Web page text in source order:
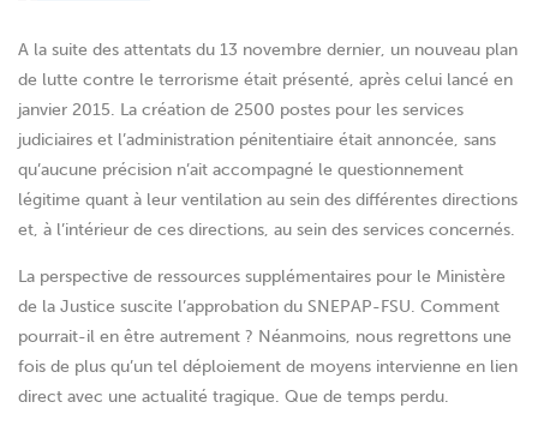
A la suite des attentats du 13 novembre dernier, un nouveau plan
de lutte contre le terrorisme était présenté, après celui lancé en
janvier 2015. La création de 2500 postes pour les services
judiciaires et l’administration pénitentiaire était annoncée, sans
qu’aucune précision n’ait accompagné le questionnement
légitime quant à leur ventilation au sein des différentes directions
et, à l’intérieur de ces directions, au sein des services concernés.
La perspective de ressources supplémentaires pour le Ministère
de la Justice suscite l’approbation du SNEPAP-FSU. Comment
pourrait-il en être autrement ? Néanmoins, nous regrettons une
fois de plus qu’un tel déploiement de moyens intervienne en lien
direct avec une actualité tragique. Que de temps perdu.